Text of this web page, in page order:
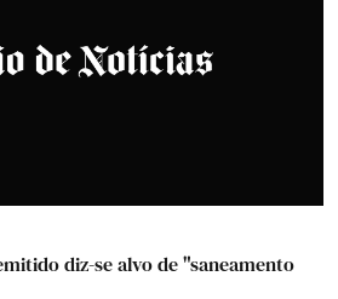
diz-se alvo de "saneamento